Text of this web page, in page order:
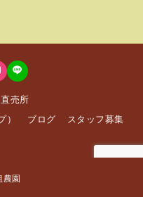
直売所
）
ブログ スタッフ募集
農園